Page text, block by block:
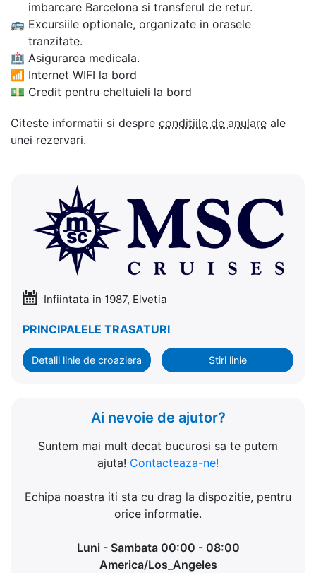
imbarcare Barcelona si transferul de retur.
🚌 Excursiile optionale, organizate in orasele
tranzitate.
🏥 Asigurarea medicala.
📶 Internet WIFI la bord
💵 Credit pentru cheltuieli la bord
Citeste informatii si despre conditiile de anulare ale
unei rezervari.
Infiintata in 1987, Elvetia
PRINCIPALELE TRASATURI
Detalii linie de croaziera Stiri linie
Ai nevoie de ajutor?
Suntem mai mult decat bucurosi sa te putem
ajuta! Contacteaza-ne!
Echipa noastra iti sta cu drag la dispozitie, pentru
orice informatie.
Luni - Sambata 00:00 - 08:00
America/Los_Angeles